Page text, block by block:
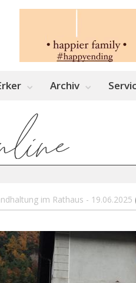
Archiv
im Rathaus - 19.06.2025